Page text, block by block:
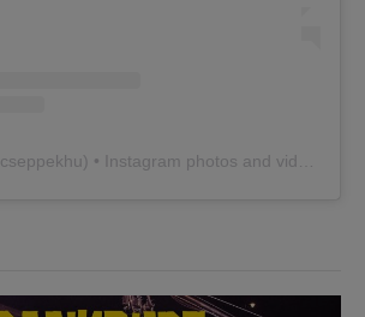
cseppekhu ) • Instagram photos and videos